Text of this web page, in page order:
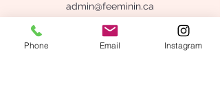
admin@feeminin.ca
Phone Email Instagram